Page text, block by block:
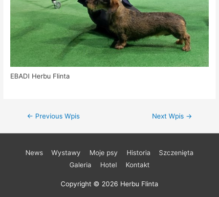
EBADI Herbu Flinta
Nawigacja
wpisu
← Previous Wpis Next Wpis →
News Wystawy Moje psy Historia
Szczenięta
Galeria
Hotel Kontakt
Copyright © 2026 Herbu Flinta